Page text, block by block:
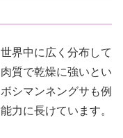
界中に広く分布して
質で乾燥に強いとい
シマンネングサも例
力に長けています。